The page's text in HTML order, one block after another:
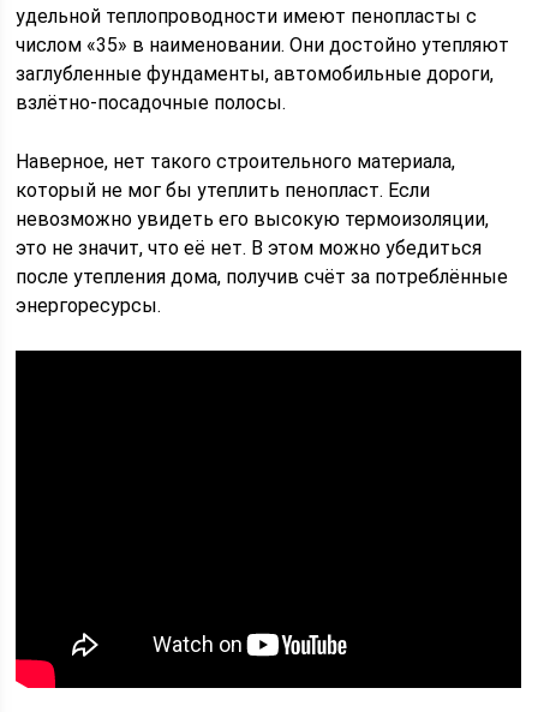
удельной теплопроводности имеют пенопласты с
числом «35» в наименовании. Они достойно утепляют
заглубленные фундаменты, автомобильные дороги,
взлётно-посадочные полосы.
Наверное, нет такого строительного материала,
который не мог бы утеплить пенопласт. Если
невозможно увидеть его высокую термоизоляции,
это не значит, что её нет. В этом можно убедиться
после утепления дома, получив счёт за потреблённые
энергоресурсы.